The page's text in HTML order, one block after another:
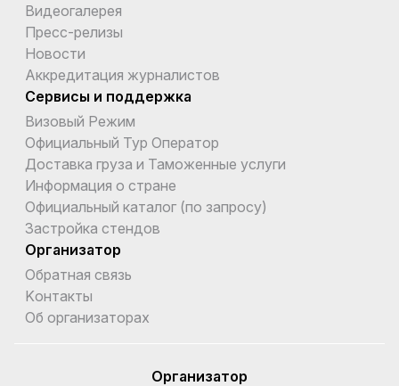
Видеогалерея
Пресс-релизы
Новости
Аккредитация журналистов
Сервисы и поддержка
Визовый Режим
Официальный Тур Оператор
Доставка груза и Таможенные услуги
Информация о стране
Официальный каталог (по запросу)
Застройка стендов
Организатор
Обратная связь
Kонтакты
Об организаторах
Организатор